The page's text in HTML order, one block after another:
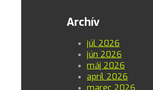
Archív
júl 2026
jún 2026
máj 2026
apríl 2026
marec 2026